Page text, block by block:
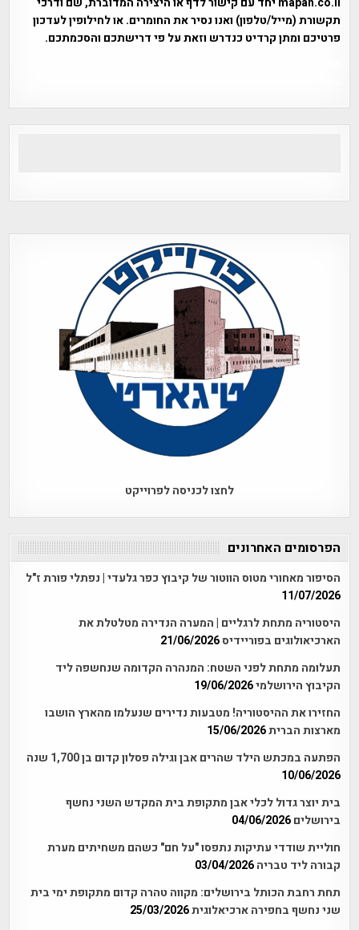
תקשורת (מייל/טלפון) ואנו נסיר את החומרים. או לחילופין לעדכון
פרטיכם ומתן קרדיט כנדרש וזאת על פי דרישתכם והסכמתכם.
לחצו לכניסה לפרוייקט
הפרסומים האחרונים
הסיפור מאחורי מטוס הווטור של קיבוץ כפר גלעדי | נפתלי פורת ז"ל
11/07/2026
היסטוריה מתחת לרגליים | המערה הנדירה מטלטלת את
הארכיאולוגים בפוריידיס21/06/2026
תעלומה מתחת לפני השטח: המנהרה הקדומה שנחשפה ליד
הקיבוץ הירושלמי19/06/2026
החזירו את ההיסטוריה! מטבעות נדירים שנעלמו מהארץ הושבו
מארצות הברית15/06/2026
הפתעה במכתש הילד שהרים אבן וגילה פסלון קדום בן 1,700 שנה
10/06/2026
בית יוצר גדול לכלי אבן מתקופת בית המקדש השני נחשף
בירושלים 04/06/2026
חוליית שודדי עתיקות נתפסו "על חם" כשהם משחיתים מערת
קבורה ליד טבריה 03/04/2026
תחת רחבת הכותל בירושלים: מקווה טהרה קדום מתקופת ימי בית
שני נחשף בחפירה ארכיאלוגית25/03/2026